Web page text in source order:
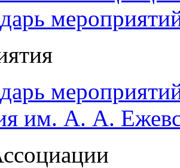
им. А. А.